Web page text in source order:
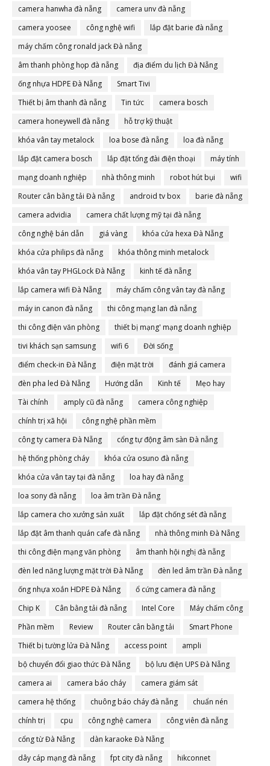
camera hanwha đà nẵng
camera unv đà nẵng
camera yoosee
công nghệ wifi
lắp đặt barie đà nẵng
máy chấm công ronald jack Đà nẵng
âm thanh phòng họp đà nẵng
địa điểm du lịch Đà Nẵng
ống nhựa HDPE Đà Nẵng
Smart Tivi
Thiết bị âm thanh đà nẵng
Tin tức
camera bosch
camera honeywell đà nẵng
hỗ trợ kỹ thuật
khóa vân tay metalock
loa bose đà nẵng
loa đà nẵng
lắp đặt camera bosch
lắp đặt tổng đài điện thoại
máy tính
mạng doanh nghiệp
nhà thông minh robot hút bụi
wifi
Router cân bằng tải Đà nẵng
android tv box
barie đà nẵng
camera advidia
camera chất lượng mỹ tại đà nẵng
công nghệ bán dẫn
giá vàng
khóa cửa hexa Đà Nẵng
khóa cửa philips đà nẵng
khóa thông minh metalock
khóa vân tay PHGLock Đà Nẵng
kinh tế đà nẵng
lắp camera wifi Đà Nẵng
máy chấm công vân tay đà nẵng
máy in canon đà nẵng
thi công mạng lan đà nẵng
thi công điện văn phòng
thiết bị mạng' mạng doanh nghiệp
tivi khách sạn samsung
wifi 6
Đời sống
điểm check-in Đà Nẵng
điện mặt trời
đánh giá camera
đèn pha led Đà Nẵng
Hướng dẫn Kinh tế
Mẹo hay
Tài chính
amply cũ đà nẵng
camera công nghiệp
chính trị xã hội
công nghệ phần mềm
công ty camera Đà Nẵng
cổng tự động âm sàn Đà nẵng
hệ thống phòng cháy
khóa cửa osuno đà nẵng
khóa cửa vân tay tại đà nẵng
loa hay đà nẵng
loa sony đà nẵng
loa âm trần Đà nẵng
lắp camera cho xưởng sản xuất
lắp đặt chống sét đà nẵng
lắp đặt âm thanh quán cafe đà nẵng
nhà thông minh Đà Nẵng
thi công điện mạng văn phòng
âm thanh hội nghị đà nẵng
đèn led năng lượng mặt trời Đà Nẵng
đèn led âm trần Đà nẵng
ống nhựa xoắn HDPE Đà Nẵng
ổ cứng camera đà nẵng
Chip K
Cân bằng tải đà nẵng Intel Core
Máy chấm công
Phần mềm
Review Router cân bằng tải
Smart Phone
Thiết bị tường lửa Đà Nẵng
access point
ampli
bộ chuyển đổi giao thức Đà Nẵng
bộ lưu điện UPS Đà Nẵng
camera ai
camera báo cháy
camera giám sát
camera hệ thống
chuông báo cháy đà nẵng
chuẩn nén
chính trị
cpu công nghệ camera
công viên đà nẵng
cổng từ Đà Nẵng
dàn karaoke Đà Nẵng
dây cáp mạng đà nẵng
fpt city đà nẵng
hikconnet